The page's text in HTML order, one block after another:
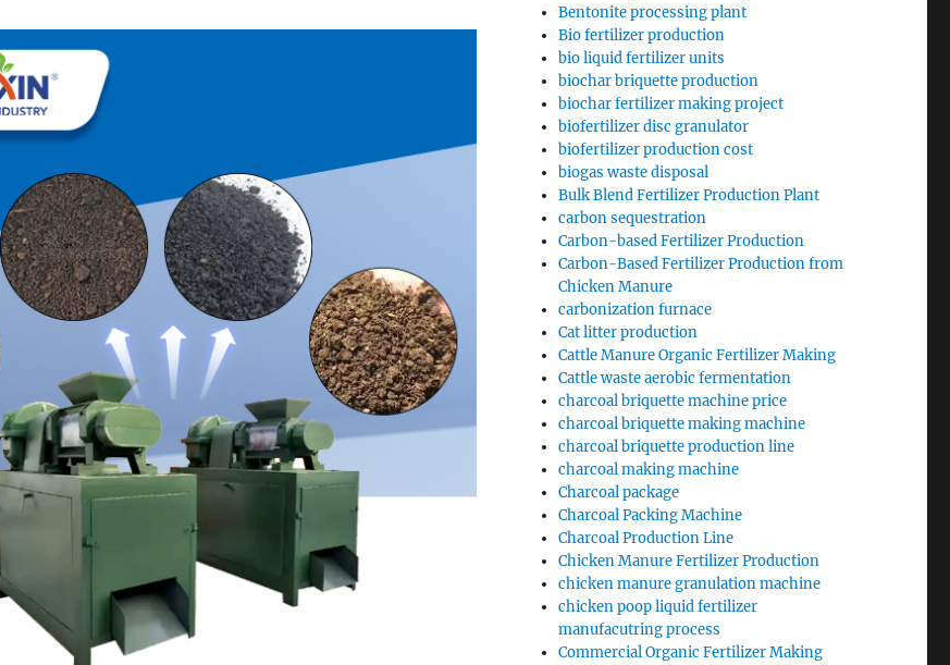
Bentonite processing plant
Bio fertilizer production
bio liquid fertilizer units
biochar briquette production
biochar fertilizer making project
biofertilizer disc granulator
biofertilizer production cost
biogas waste disposal
Bulk Blend Fertilizer Production Plant
carbon sequestration
Carbon-based Fertilizer Production
Carbon-Based Fertilizer Production from
Chicken Manure
carbonization furnace
Cat litter production
Cattle Manure Organic Fertilizer Making
Cattle waste aerobic fermentation
charcoal briquette machine price
charcoal briquette making machine
charcoal briquette production line
charcoal making machine
Charcoal package
Charcoal Packing Machine
Charcoal Production Line
Chicken Manure Fertilizer Production
chicken manure granulation machine
chicken poop liquid fertilizer
manufacutring process
Commercial Organic Fertilizer Making